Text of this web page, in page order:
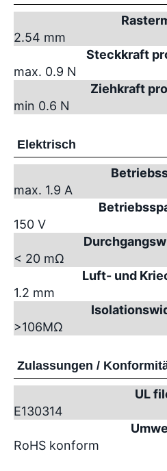
2.54 mm
Steckkraft
max. 0.9 N
Ziehkraft
min 0.6 N
Elektrisch
max. 1.9 A
150 V
< 20 mΩ
Luft- und
1.2 mm
>106MΩ
Zulassungen /
UL
E130314
RoHS konform